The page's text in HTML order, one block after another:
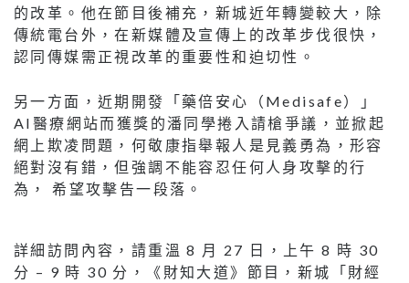
的改革。他在節目後補充，新城近年轉變較大，除
傳統電台外，在新媒體及宣傳上的改革步伐很快，
認同傳媒需正視改革的重要性和迫切性。
另一方面，近期開發「藥倍安心（Medisafe）」
AI醫療網站而獲獎的潘同學捲入請槍爭議，並掀起
網上欺凌問題，何敬康指舉報人是見義勇為，形容
絕對沒有錯，但強調不能容忍任何人身攻擊的行
為， 希望攻擊告一段落。
詳細訪問內容，請重溫 8 月 27 日，上午 8 時 30
分 – 9 時 30 分，《財知大道》節目，新城「財經